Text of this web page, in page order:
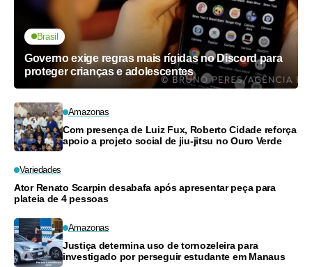
Brasil
Governo exige regras mais rígidas no Discord para
proteger crianças e adolescentes
Amazonas
Com presença de Luiz Fux, Roberto Cidade reforça
apoio a projeto social de jiu-jitsu no Ouro Verde
Variedades
Ator Renato Scarpin desabafa após apresentar peça para
plateia de 4 pessoas
Amazonas
Justiça determina uso de tornozeleira para
investigado por perseguir estudante em Manaus